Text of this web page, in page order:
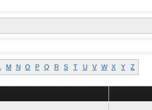
M N O P Q R S T U V W X Y Z